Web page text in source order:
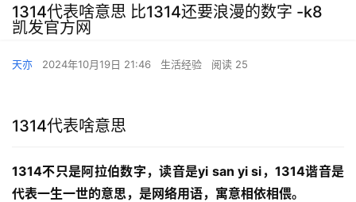
1314代表啥意思 比1314还要浪漫的数字 -k8
凯发官方网
天亦 2024年10月19日 21:46 生活经验 阅读 25
1314代表啥意思
1314不只是阿拉伯数字，读音是yi san yi si，1314谐音是
代表一生一世的意思，是网络用语，寓意相依相偎。